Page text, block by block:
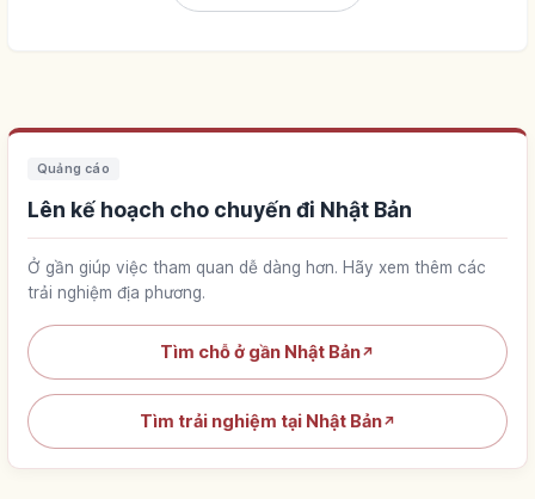
Quảng cáo
Lên kế hoạch cho chuyến đi Nhật Bản
Ở gần giúp việc tham quan dễ dàng hơn. Hãy xem thêm các
trải nghiệm địa phương.
Tìm chỗ ở gần Nhật Bản↗
Tìm trải nghiệm tại Nhật Bản↗